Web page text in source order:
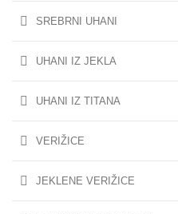
SREBRNI UHANI
UHANI IZ JEKLA
UHANI IZ TITANA
VERIŽICE
JEKLENE VERIŽICE